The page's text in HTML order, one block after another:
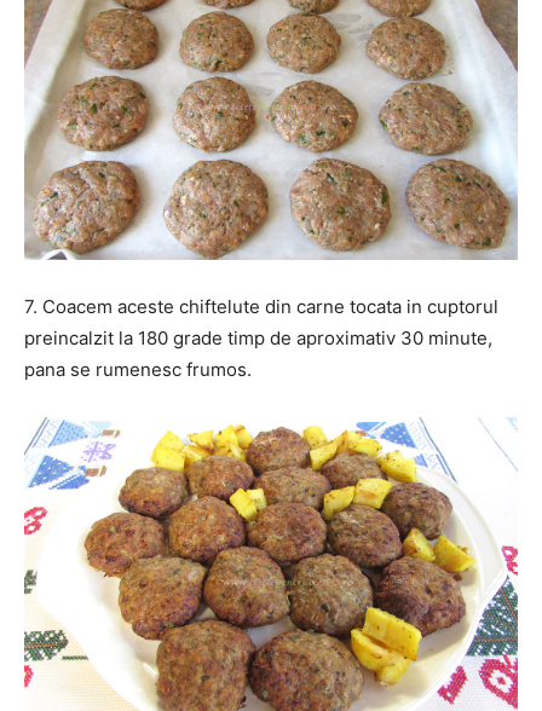
7. Coacem aceste chiftelute din carne tocata in cuptorul
preincalzit la 180 grade timp de aproximativ 30 minute,
pana se rumenesc frumos.